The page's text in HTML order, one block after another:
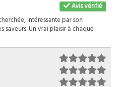
Avis vérifié
intéressante par son
Un vrai plaisir à chaque